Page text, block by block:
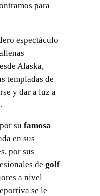
para
espectáculo
Alaska,
templadas de
y dar a luz a
su famosa
en sus
por sus
de golf
a nivel
se le